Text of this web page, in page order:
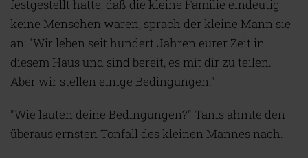
festgestellt hatte, daß die kleine Familie eindeutig
keine Menschen waren, sprach der kleine Mann sie
an: "Wir leben seit hundert Jahren eurer Zeit in
diesem Haus und sind bereit, es mit dir zu teilen.
Aber wir stellen einige Bedingungen."
"Wie lauten deine Bedingungen?" Tanis ahmte den
überaus ernsten Tonfall des kleinen Mannes nach.